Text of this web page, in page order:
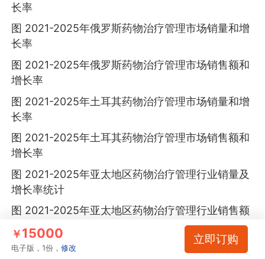
长率
图 2021-2025年俄罗斯药物治疗管理市场销量和增
长率
图 2021-2025年俄罗斯药物治疗管理市场销售额和
增长率
图 2021-2025年土耳其药物治疗管理市场销量和增
长率
图 2021-2025年土耳其药物治疗管理市场销售额和
增长率
图 2021-2025年亚太地区药物治疗管理行业销量及
增长率统计
图 2021-2025年亚太地区药物治疗管理行业销售额
及增长率统计
图 2021-2025年亚太地区在全球药物治疗管理行业
￥15000
电子版，1份，修改
立即订购